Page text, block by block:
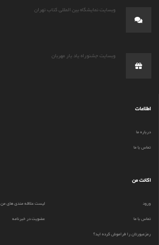
وبسایت نمایشگاه بین المللی کتاب تهران
وبسایت جشنوراه یاد یار مهربان
اطلاعات
درباره ما
تماس با ما
اکانت من
ورود
لیست علاقه مندی های من
تماس با ما
عضویت در خبرنامه
رمزعبورتان را فراموش کرده اید؟